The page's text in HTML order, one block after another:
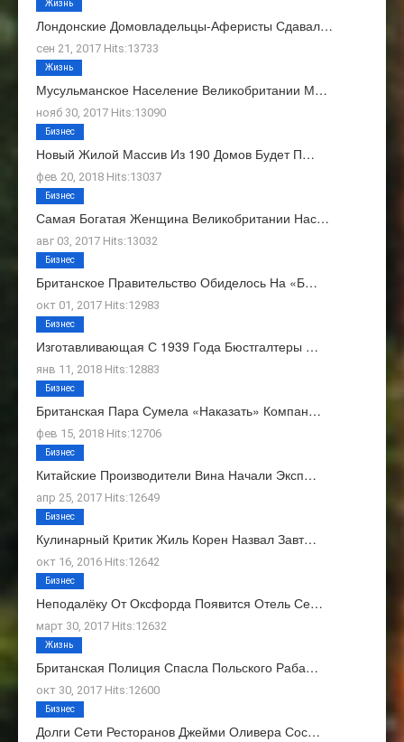
Лондонские Домовладельцы-Аферисты Сдавал…
сен 21, 2017 Hits:13733
Жизнь
Мусульманское Население Великобритании М…
нояб 30, 2017 Hits:13090
Жизнь
Новый Жилой Массив Из 190 Домов Будет П…
фев 20, 2018 Hits:13037
Бизнес
Самая Богатая Женщина Великобритании Нас…
авг 03, 2017 Hits:13032
Бизнес
Британское Правительство Обиделось На «Б…
окт 01, 2017 Hits:12983
Бизнес
Изготавливающая С 1939 Года Бюстгалтеры …
янв 11, 2018 Hits:12883
Бизнес
Британская Пара Сумела «наказать» Компан…
фев 15, 2018 Hits:12706
Бизнес
Китайские Производители Вина Начали Эксп…
апр 25, 2017 Hits:12649
Бизнес
Кулинарный Критик Жиль Корен Назвал Завт…
окт 16, 2016 Hits:12642
Бизнес
Неподалёку От Оксфорда Появится Отель Се…
март 30, 2017 Hits:12632
Бизнес
Британская Полиция Спасла Польского Раба…
окт 30, 2017 Hits:12600
Жизнь
Долги Сети Ресторанов Джейми Оливера Сос…
Бизнес